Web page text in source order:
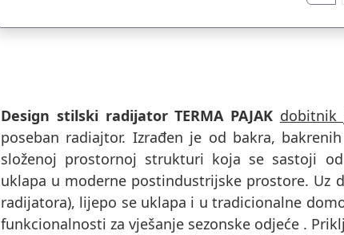
Design stilski radijator TERMA PAJAK dobitnik
poseban radiajtor. Izrađen je od bakra,
složenoj prostornoj strukturi koja se sastoji
uklapa u moderne postindustrijske prostore. Uz
radijatora), lijepo se uklapa i u tradicionalne
funkcionalnosti za vješanje sezonske odjeće .